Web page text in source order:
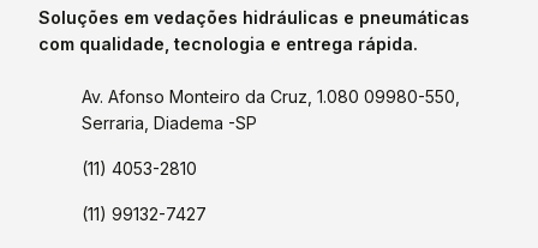
Soluções em vedações hidráulicas e pneumáticas
com qualidade, tecnologia e entrega rápida.
Av. Afonso Monteiro da Cruz, 1.080 09980-550,
Serraria, Diadema -SP
(11) 4053-2810
(11) 99132-7427